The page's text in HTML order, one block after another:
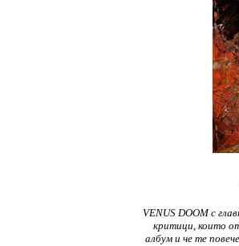
VENUS DOOM с
критици, които
албум и че те